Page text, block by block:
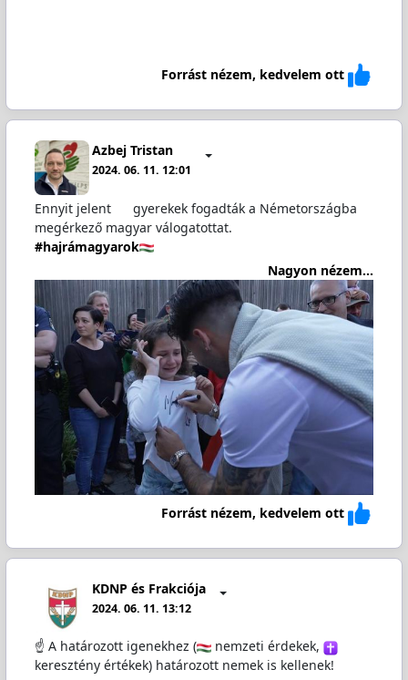
Forrást nézem, kedvelem ott
Azbej Tristan
2024. 06. 11. 12:01
Ennyit jelent
gyerekek fogadták a Németországba
megérkező magyar válogatottat.
#hajrámagyarok
Nagyon nézem...
Forrást nézem, kedvelem ott
KDNP és Frakciója
2024. 06. 11. 13:12
☝ A határozott igenekhez ( nemzeti érdekek,
️
keresztény értékek) határozott nemek is kellenek!